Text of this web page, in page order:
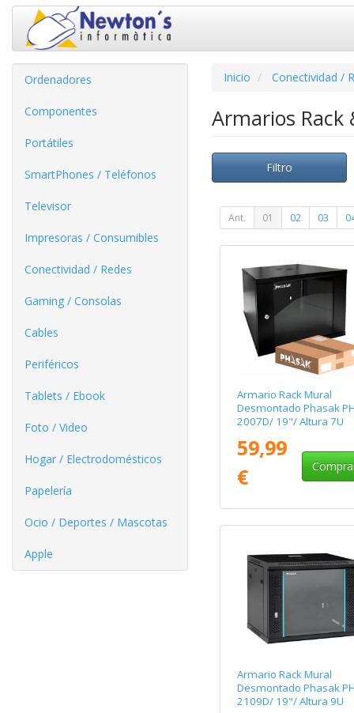
Ordenadores
Componentes
Portátiles
SmartPhones / Teléfonos
Televisor
Impresoras / Consumibles
Conectividad / Redes
Gaming / Consolas
Cables
Periféricos
Tablets / Ebook
Foto / Video
Hogar / Electrodomésticos
Papelería
Ocio / Deportes / Mascotas
Apple
Inicio Conectividad /
Armarios Rack
Filtro
Ant. 01 02 03
Armario Rack Mural
Desmontado Phasak
2007D/ 19"/ Altura 7U
59,99
€
Armario Rack Mural
Desmontado Phasak
2109D/ 19"/ Altura 9U